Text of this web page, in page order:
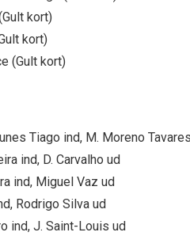
kort)
kort)
(Gult kort)
Tiago ind, M. Moreno
ind, D. Carvalho ud
ind, Miguel Vaz ud
Rodrigo Silva ud
ind, J. Saint-Louis ud